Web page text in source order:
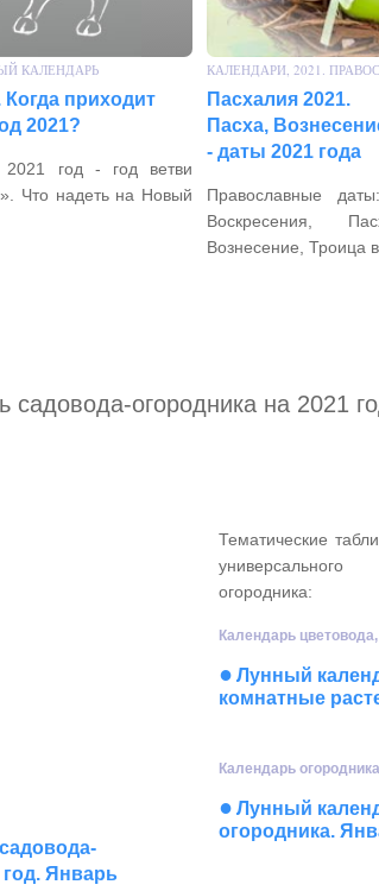
КАЛЕНДАРЬ
Когда приходит
2021?
2021 год - год ветви
Что надеть на Новый
КАЛЕНДАРИ, 2021.
Пасхалия 2021.
Пасха,
- даты 2021 года
Православные
Воскресения,
Вознесение, Троица
садовода-огородника на 2021
год. Январь
Тематические
огородника:
Календарь
● Лунный
комнатные
Календарь
● Лунный
огородника.